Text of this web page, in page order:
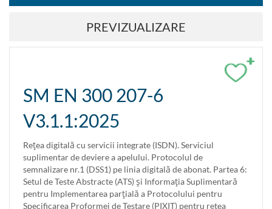
PREVIZUALIZARE
+
SM EN 300 207-6
V3.1.1:2025
Reţea digitală cu servicii integrate (ISDN). Serviciul
suplimentar de deviere a apelului. Protocolul de
semnalizare nr.1 (DSS1) pe linia digitală de abonat. Partea 6:
Setul de Teste Abstracte (ATS) şi Informaţia Suplimentară
pentru Implementarea parţială a Protocolului pentru
Specificarea Proformei de Testare (PIXIT) pentru retea